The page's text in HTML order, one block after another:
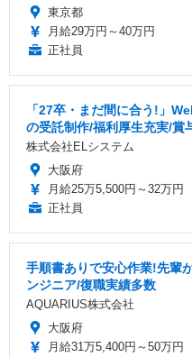
東京都
月給29万円～40万円
正社員
「27卒・まだ間に合う!」
の受託制作/福利厚生充実/賞
株式会社ELシステム
大阪府
月給25万5,500円～32万円
正社員
手順書ありで安心作業!先輩
ンジニア/復職実績多数
AQUARIUS株式会社
大阪府
月給31万5,400円～50万円